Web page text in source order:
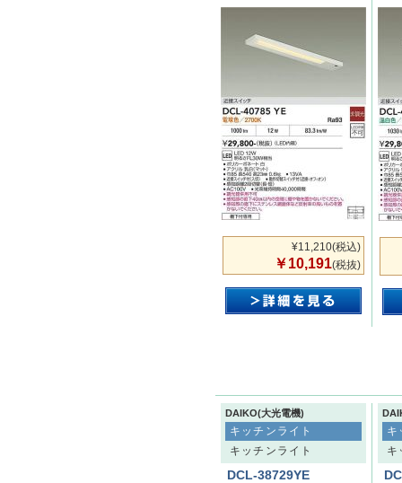
¥11,210(税込)
￥10,191(税抜)
DAIKO(大光電機)
キッチンライト
キッチンライト
DCL-38729YE
キ
キ